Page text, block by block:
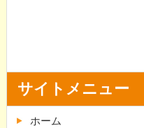
サイトメニュー
ホーム